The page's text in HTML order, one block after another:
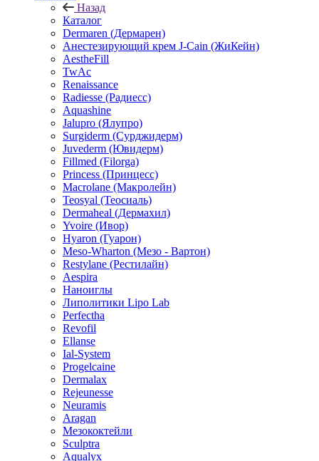
Каталог
Назад
Каталог
Dermaren (Дермарен)
Анестезирующий крем J-Cain (ЖиКейн)
AestheFill
TwAc
Renaissance
Radiesse (Радиесс)
Aquashine
Jalupro (Ялупро)
Surgiderm (Сурджидерм)
Juvederm (Ювидерм)
Fillmed (Filorga)
Princess (Принцесс)
Macrolane (Макролейн)
Teosyal (Теосиаль)
Dermaheal (Дермахил)
Yvoire (Ивор)
Hyaron (Гуарон)
Meso-Wharton (Мезо - Вартон)
Restylane (Рестилайн)
Aespira
Наноиглы
Липолитики Lipo Lab
Perfectha
Revofil
Ellanse
Ial-System
Progelcaine
Dermalax
Rejeunesse
Neuramis
Aragan
Мезококтейли
Sculptra